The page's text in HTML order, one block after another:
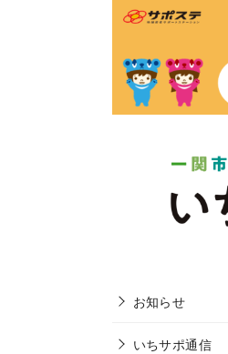
お知らせ
いちサポ通信